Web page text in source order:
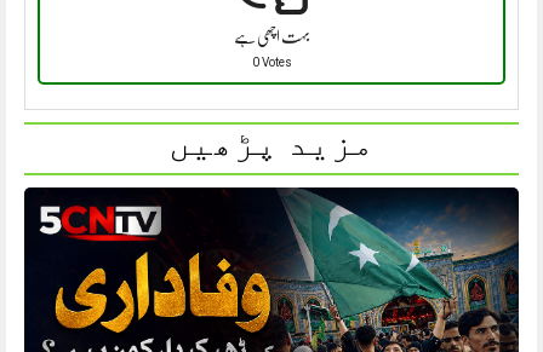
بہت اچھی ہے
0 Votes
مزید پڑھیں